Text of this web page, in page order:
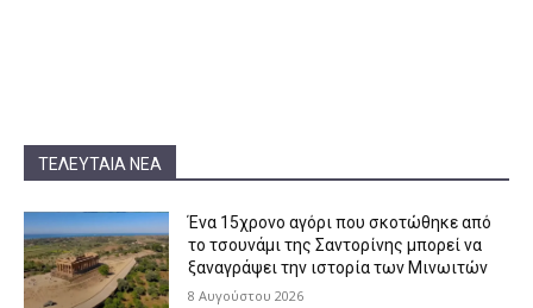
ΤΕΛΕΥΤΑΊΑ ΝΈΑ
Ένα 15χρονο αγόρι που σκοτώθηκε από
το τσουνάμι της Σαντορίνης μπορεί να
ξαναγράψει την ιστορία των Μινωιτών
8 Αυγούστου 2026